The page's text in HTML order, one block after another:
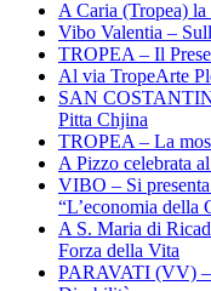
A Caria (Tropea)
Vibo Valentia –
TROPEA – Il
Al via TropeArte
SAN
Pitta Chjina
TROPEA – La
A Pizzo celebrata
VIBO – Si
“L’economia della
A S. Maria di
Forza della Vita
PARAVATI (VV) –